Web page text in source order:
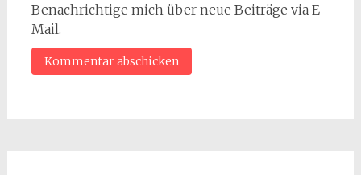
Benachrichtige mich über neue Beiträge via E-
Mail.